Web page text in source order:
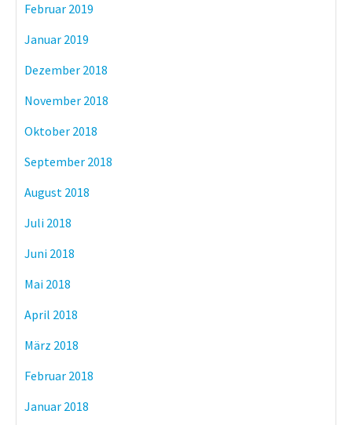
Februar 2019
Januar 2019
Dezember 2018
November 2018
Oktober 2018
September 2018
August 2018
Juli 2018
Juni 2018
Mai 2018
April 2018
März 2018
Februar 2018
Januar 2018